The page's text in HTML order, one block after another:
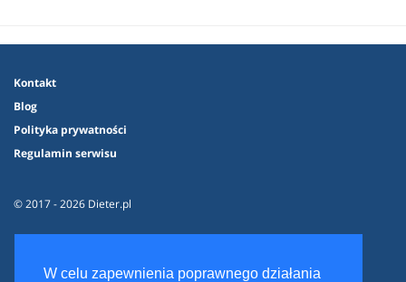
W celu zapewnienia poprawnego działania
Kontakt
Blog
Polityka prywatności
Regulamin serwisu
© 2017 - 2026 Dieter.pl